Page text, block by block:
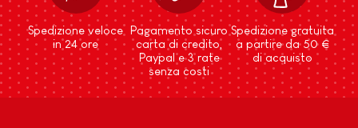
Spedizione veloce
in 24 ore
Pagamento sicuro
carta di credito,
Paypal e 3 rate
senza costi
Spedizione gratuita
a partire da 50 €
di acquisto